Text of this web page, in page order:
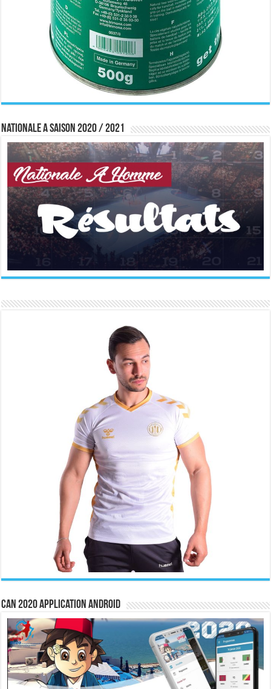
Nationale A saison 2020 / 2021
CAN 2020 Application Android